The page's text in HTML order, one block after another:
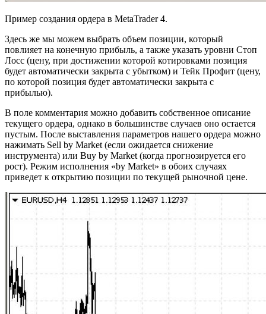
Пример создания ордера в MetaTrader 4.
Здесь же мы можем выбрать объем позиции, который
повлияет на конечную прибыль, а также указать уровни Стоп
Лосс (цену, при достижении которой котировками позиция
будет автоматически закрыта с убытком) и Тейк Профит (цену,
по которой позиция будет автоматически закрыта с
прибылью).
В поле комментария можно добавить собственное описание
текущего ордера, однако в большинстве случаев оно остается
пустым. После выставления параметров нашего ордера можно
нажимать Sell by Market (если ожидается снижение
инструмента) или Buy by Market (когда прогнозируется его
рост). Режим исполнения «by Market» в обоих случаях
приведет к открытию позиции по текущей рыночной цене.